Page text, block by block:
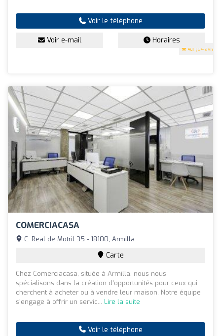
4.1 (94 avis)
Voir le téléphone
Voir e-mail Horaires
COMERCIACASA
C. Real de Motril 35 - 18100, Armilla
Carte
Chez Comerciacasa, située à Armilla, nous nous
spécialisons dans la création d'opportunités pour ceux qui
cherchent à acheter ou à vendre leur maison. Notre équipe
s'engage à offrir un servic... Lire la suite
Voir le téléphone